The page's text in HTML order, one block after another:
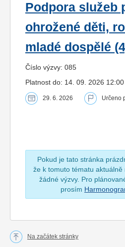
Podpora služeb
ohrožené děti,
mladé dospělé
Číslo výzvy: 085
Platnost do: 14. 09. 2026 12:00
29. 6. 2026 Určeno
Pokud je tato stránka
že k tomuto tématu aktuálně
žádné výzvy. Pro
prosím
Na začátek stránky